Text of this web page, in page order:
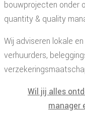
bouwprojecten onder
quantity & quality
Wij adviseren lokale
verhuurders,
Wil jij alles
manager